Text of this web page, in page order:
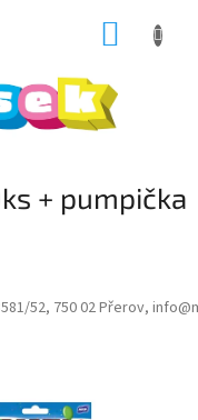
+ pumpička
52, 750 02 Přerov,